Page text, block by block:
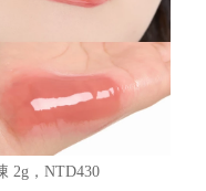
2g，NTD430